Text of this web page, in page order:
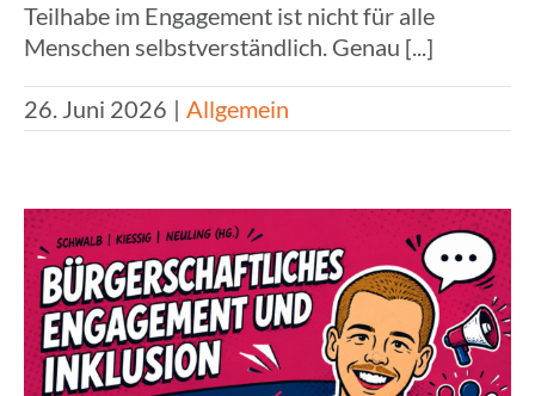
Teilhabe im Engagement ist nicht für alle
Menschen selbstverständlich. Genau [...]
26. Juni 2026 | Allgemein